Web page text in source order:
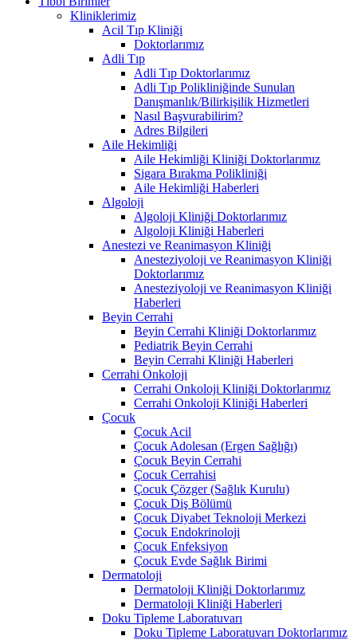
Kliniklerimiz
Acil Tıp Kliniği
Doktorlarımız
Adli Tıp
Adli Tıp Doktorlarımız
Adli Tıp Polikliniğinde Sunulan
Danışmanlık/Bilirkişilik Hizmetleri
Nasıl Başvurabilirim?
Adres Bilgileri
Aile Hekimliği
Aile Hekimliği Kliniği Doktorlarımız
Sigara Bırakma Polikliniği
Aile Hekimliği Haberleri
Algoloji
Algoloji Kliniği Doktorlarımız
Algoloji Kliniği Haberleri
Anestezi ve Reanimasyon Kliniği
Anesteziyoloji ve Reanimasyon Kliniği
Doktorlarımız
Anesteziyoloji ve Reanimasyon Kliniği
Haberleri
Beyin Cerrahi
Beyin Cerrahi Kliniği Doktorlarımız
Pediatrik Beyin Cerrahi
Beyin Cerrahi Kliniği Haberleri
Cerrahi Onkoloji
Cerrahi Onkoloji Kliniği Doktorlarımız
Cerrahi Onkoloji Kliniği Haberleri
Çocuk
Çocuk Acil
Çocuk Adolesan (Ergen Sağlığı)
Çocuk Beyin Cerrahi
Çocuk Cerrahisi
Çocuk Çözger (Sağlık Kurulu)
Çocuk Diş Bölümü
Çocuk Diyabet Teknoloji Merkezi
Çocuk Endokrinoloji
Çocuk Enfeksiyon
Çocuk Evde Sağlık Birimi
Dermatoloji
Dermatoloji Kliniği Doktorlarımız
Dermatoloji Kliniği Haberleri
Doku Tipleme Laboratuvarı
Doku Tipleme Laboratuvarı Doktorlarımız